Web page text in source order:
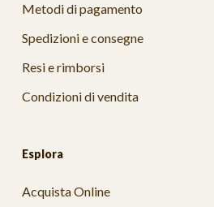
Metodi di pagamento
Spedizioni e consegne
Resi e rimborsi
Condizioni di vendita
Esplora
Acquista Online